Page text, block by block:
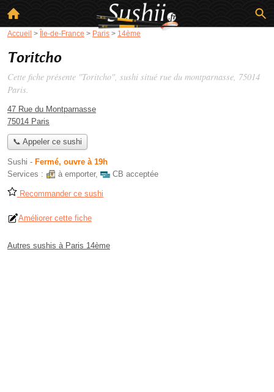
Accueil > Île-de-France > Paris > 14ème
Toritcho
Cette fiche présente "Toritcho", sushi situé rue du montparnasse, 75014
Paris.
47 Rue du Montparnasse
75014 Paris
📞 Appeler ce sushi
Sushi - Fermé, ouvre à 19h
Services :
à emporter, CB acceptée
Recommander ce sushi
Améliorer cette fiche
Autres sushis à Paris 14ème